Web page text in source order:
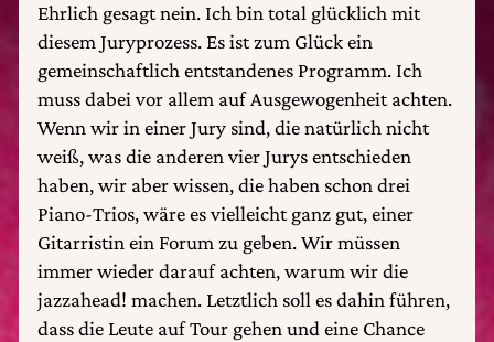
Ehrlich gesagt nein. Ich bin total glücklich mit
diesem Juryprozess. Es ist zum Glück ein
gemeinschaftlich entstandenes Programm. Ich
muss dabei vor allem auf Ausgewogenheit achten.
Wenn wir in einer Jury sind, die natürlich nicht
weiß, was die anderen vier Jurys entschieden
haben, wir aber wissen, die haben schon drei
Piano-Trios, wäre es vielleicht ganz gut, einer
Gitarristin ein Forum zu geben. Wir müssen
immer wieder darauf achten, warum wir die
jazzahead! machen. Letztlich soll es dahin führen,
dass die Leute auf Tour gehen und eine Chance